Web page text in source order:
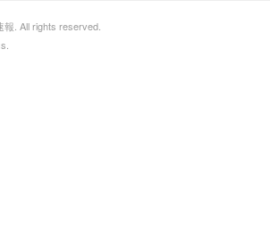
. All rights reserved.